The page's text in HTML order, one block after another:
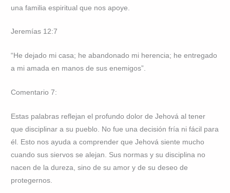
una familia espiritual que nos apoye.
Jeremías 12:7
“He dejado mi casa; he abandonado mi herencia; he entregado
a mi amada en manos de sus enemigos”.
Comentario 7:
Estas palabras reflejan el profundo dolor de Jehová al tener
que disciplinar a su pueblo. No fue una decisión fría ni fácil para
él. Esto nos ayuda a comprender que Jehová siente mucho
cuando sus siervos se alejan. Sus normas y su disciplina no
nacen de la dureza, sino de su amor y de su deseo de
protegernos.